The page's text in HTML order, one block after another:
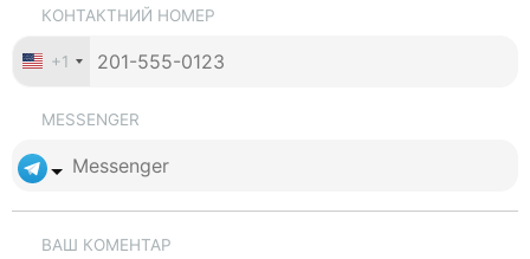
КОНТАКТНИЙ НОМЕР
+1
MESSENGER
ВАШ КОМЕНТАР